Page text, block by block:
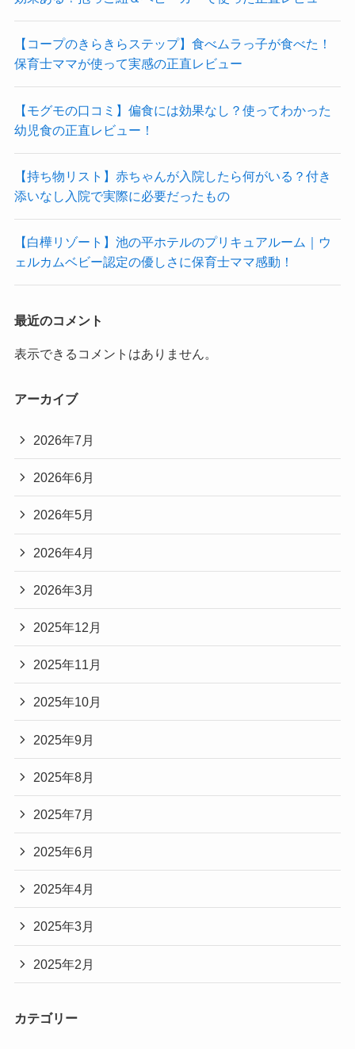
【コープのきらきらステップ】食べムラっ子が食べた！
保育士ママが使って実感の正直レビュー
【モグモの口コミ】偏食には効果なし？使ってわかった
幼児食の正直レビュー！
【持ち物リスト】赤ちゃんが入院したら何がいる？付き
添いなし入院で実際に必要だったもの
【白樺リゾート】池の平ホテルのプリキュアルーム｜ウ
ェルカムベビー認定の優しさに保育士ママ感動！
最近のコメント
表示できるコメントはありません。
アーカイブ
2026年7月
2026年6月
2026年5月
2026年4月
2026年3月
2025年12月
2025年11月
2025年10月
2025年9月
2025年8月
2025年7月
2025年6月
2025年4月
2025年3月
2025年2月
カテゴリー